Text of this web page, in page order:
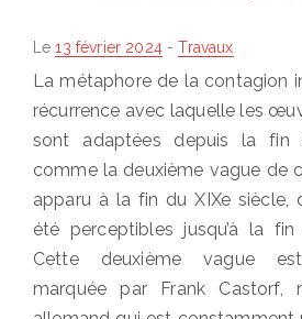
LePosted
13 février 2024-Travaux
La métaphore de la contagion
récurrence avec laquelle les
sont adaptées depuis la fin
comme la deuxième vague de
apparu à la fin du XIXe
été perceptibles jusqu’à la
Cette deuxième vague est
marquée par Frank Castorf,